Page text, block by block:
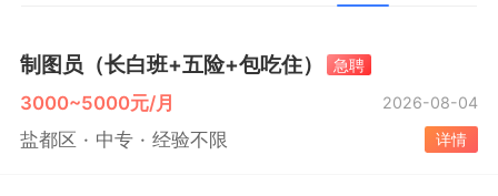
制图员（长白班+五险+包吃住） 急聘
3000~5000元/月 2026-08-04
盐都区 中专 经验不限 详情